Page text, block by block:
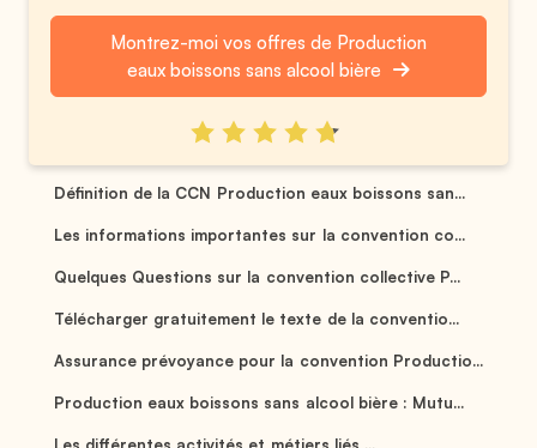
Montrez-moi vos offres de Production
eaux boissons sans alcool bière
Définition de la CCN Production eaux boissons san...
Les informations importantes sur la convention co...
Quelques Questions sur la convention collective P...
Télécharger gratuitement le texte de la conventio...
Assurance prévoyance pour la convention Productio...
Production eaux boissons sans alcool bière : Mutu...